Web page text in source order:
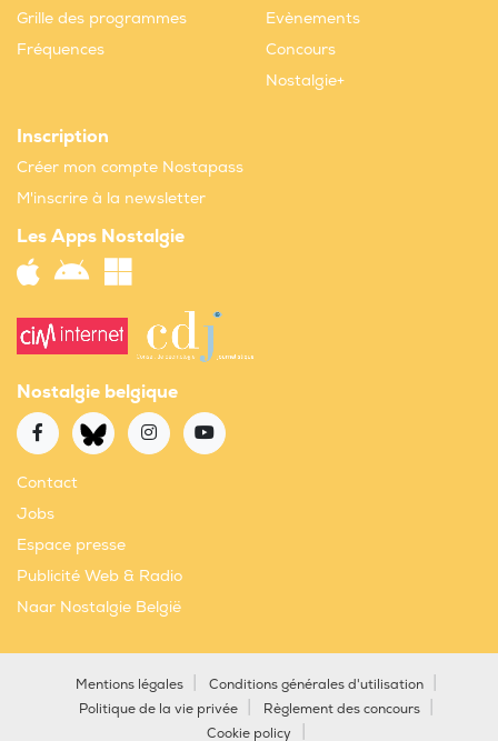
Grille des programmes
Fréquences
Evènements
Concours
Nostalgie+
Inscription
Créer mon compte Nostapass
M'inscrire à la newsletter
Les Apps Nostalgie
Nostalgie belgique
Contact
Jobs
Espace presse
Publicité Web & Radio
Naar Nostalgie België
Mentions légales
Conditions générales d'utilisation
Politique de la vie privée
Règlement des concours
Cookie policy